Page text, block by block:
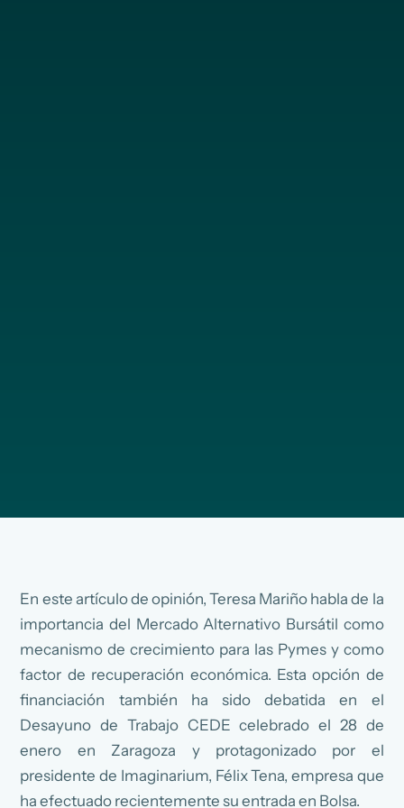
En este artículo de opinión, Teresa Mariño habla de la
importancia del Mercado Alternativo Bursátil como
mecanismo de crecimiento para las Pymes y como
factor de recuperación económica. Esta opción de
financiación también ha sido debatida en el
Desayuno de Trabajo CEDE celebrado el 28 de
enero en Zaragoza y protagonizado por el
presidente de Imaginarium, Félix Tena, empresa que
ha efectuado recientemente su entrada en Bolsa.